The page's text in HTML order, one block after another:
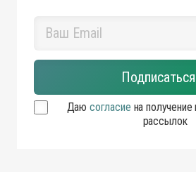
Даю согласие на
рассылок